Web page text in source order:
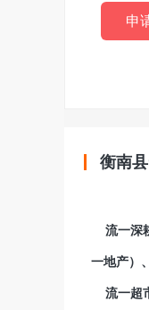
申
衡南
流一深
一地产）
流一超